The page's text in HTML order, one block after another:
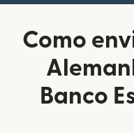
Como
Banco